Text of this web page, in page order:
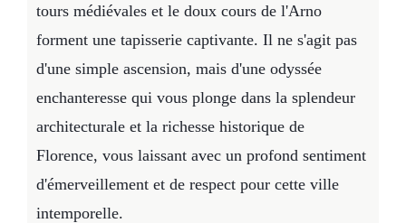
tours médiévales et le doux cours de l'Arno
forment une tapisserie captivante. Il ne s'agit pas
d'une simple ascension, mais d'une odyssée
enchanteresse qui vous plonge dans la splendeur
architecturale et la richesse historique de
Florence, vous laissant avec un profond sentiment
d'émerveillement et de respect pour cette ville
intemporelle.